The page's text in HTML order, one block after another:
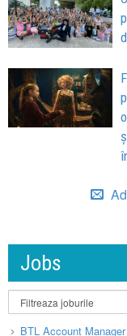
Jobs
BTL Account